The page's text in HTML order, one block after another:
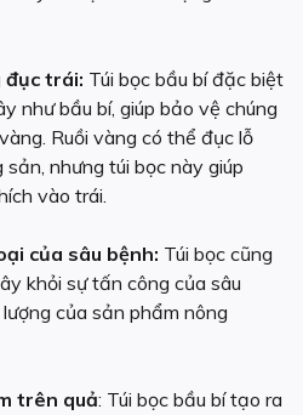
đục trái: Túi bọc bầu bí đặc biệt
như bầu bí, giúp bảo vệ chúng
Ruồi vàng có thể đục lỗ
nhưng túi bọc này giúp
vào trái.
của sâu bệnh: Túi bọc cũng
khỏi sự tấn công của sâu
của sản phẩm nông
trên quả: Túi bọc bầu bí tạo ra